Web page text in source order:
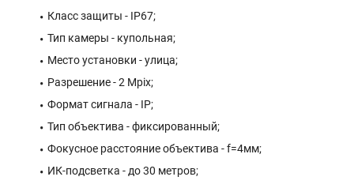
Класс защиты - IP67;
Тип камеры - купольная;
Место установки - улица;
Разрешение - 2 Mpix;
Формат сигнала - IP;
Тип объектива - фиксированный;
Фокусное расстояние объектива - f=4мм;
ИК-подсветка - до 30 метров;